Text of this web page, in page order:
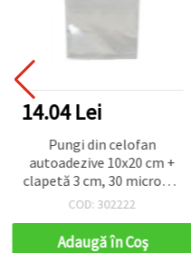
14.04 Lei
Pungi din celofan
autoadezive 10x20 cm +
clapetă 3 cm, 30 microni -
Set de 200 bucăți
COD: 302222
Adaugă în Coş